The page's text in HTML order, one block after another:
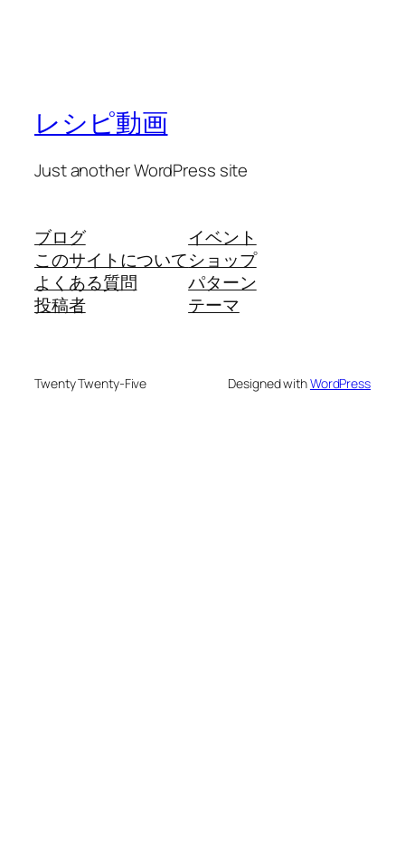
レシピ動画
Just another WordPress site
ブログ
このサイトについて
よくある質問
投稿者
イベント
ショップ
パターン
テーマ
Twenty Twenty-Five Designed withWordPress